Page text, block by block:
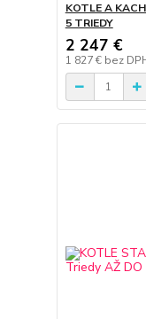
KOTLE A
5 TRIEDY
2 247 €
1 827 € bez